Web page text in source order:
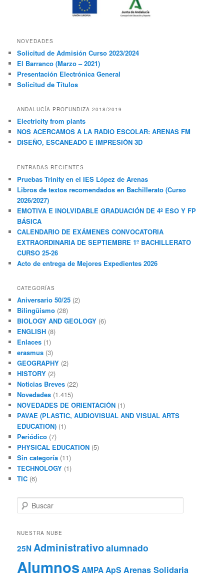
NOVEDADES
Solicitud de Admisión Curso 2023/2024
El Barranco (Marzo – 2021)
Presentación Electrónica General
Solicitud de Títulos
ANDALUCÍA PROFUNDIZA 2018/2019
Electricity from plants
NOS ACERCAMOS A LA RADIO ESCOLAR: ARENAS FM
DISEÑO, ESCANEADO E IMPRESIÓN 3D
ENTRADAS RECIENTES
Pruebas Trinity en el IES López de Arenas
Libros de textos recomendados en Bachillerato (Curso
2026/2027)
EMOTIVA E INOLVIDABLE GRADUACIÓN DE 4º ESO Y FP
BÁSICA
CALENDARIO DE EXÁMENES CONVOCATORIA
EXTRAORDINARIA DE SEPTIEMBRE 1º BACHILLERATO
CURSO 25-26
Acto de entrega de Mejores Expedientes 2026
CATEGORÍAS
Aniversario 50/25 (2)
Bilingüismo (28)
BIOLOGY AND GEOLOGY (6)
ENGLISH (8)
Enlaces (1)
erasmus (3)
GEOGRAPHY (2)
HISTORY (2)
Noticias Breves (22)
Novedades (1.415)
NOVEDADES DE ORIENTACIÓN (1)
PAVAE (PLASTIC, AUDIOVISUAL AND VISUAL ARTS
EDUCATION) (1)
Periódico (7)
PHYSICAL EDUCATION (5)
Sin categoría (11)
TECHNOLOGY (1)
TIC (6)
u
c
r
NUESTRA NUBE
25NAdministrativoalumnado
AlumnosAMPAApS Arenas Solidaria